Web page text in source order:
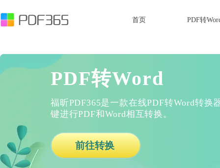
首页 PDF转
PDF转Word
福昕PDF365是一款在线PDF转Word转换
键进行PDF和Word相互转换。
前往转换